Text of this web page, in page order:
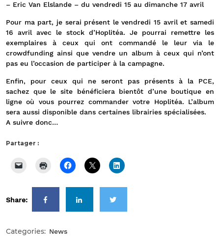
– Eric Van Elslande – du vendredi 15 au dimanche 17 avril
Pour ma part, je serai présent le vendredi 15 avril et samedi
16 avril avec le stock d’Hoplitéa. Je pourrai remettre les
exemplaires à ceux qui ont commandé le leur via le
crowdfunding ainsi que vendre un album à ceux qui n’ont
pas eu l’occasion de participer à la campagne.
Enfin, pour ceux qui ne seront pas présents à la PCE,
sachez que le site bénéficiera bientôt d’une boutique en
ligne où vous pourrez commander votre Hoplitéa. L’album
sera aussi disponible dans certaines librairies spécialisées.
A suivre donc…
Partager :
Share:
Categories: News